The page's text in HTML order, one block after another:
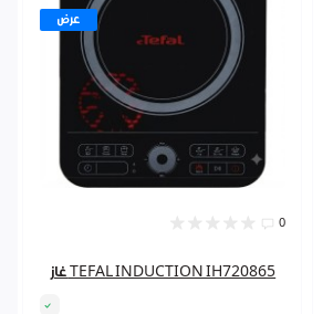
عرض
0
غاز TEFAL INDUCTION IH720865